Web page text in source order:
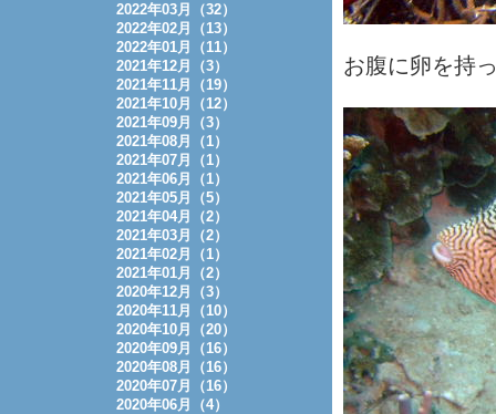
お腹に卵を持
2022年03月（32）
2022年02月（13）
2022年01月（11）
2021年12月（3）
2021年11月（19）
2021年10月（12）
2021年09月（3）
2021年08月（1）
2021年07月（1）
2021年06月（1）
2021年05月（5）
2021年04月（2）
2021年03月（2）
2021年02月（1）
2021年01月（2）
2020年12月（3）
2020年11月（10）
2020年10月（20）
2020年09月（16）
2020年08月（16）
2020年07月（16）
2020年06月（4）